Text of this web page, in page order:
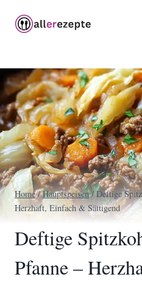
Inhalt
Home / Hauptspeisen / Deftige
Herzhaft, Einfach & Sättigend
Deftige
Pfanne –